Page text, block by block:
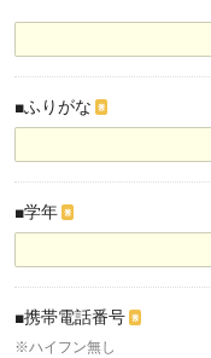
■ふりがな ※
■学年 ※
■携帯電話番号 ※
※ハイフン無し